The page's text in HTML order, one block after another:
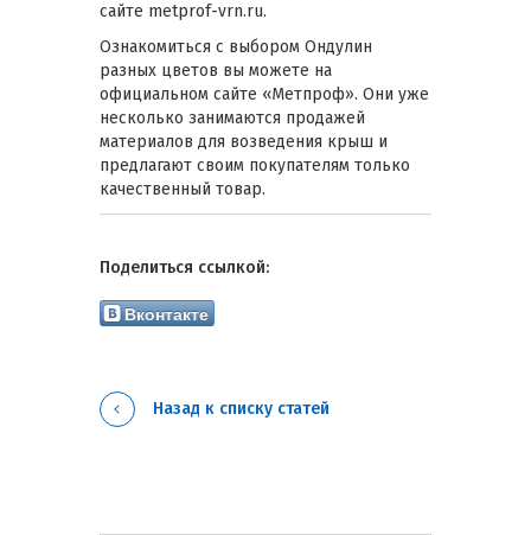
сайте metprof-vrn.ru.
Ознакомиться с выбором Ондулин
разных цветов вы можете на
официальном сайте «Метпроф». Они уже
несколько занимаются продажей
материалов для возведения крыш и
предлагают своим покупателям только
качественный товар.
Назад к списку статей
Вконтакте
Поделиться ссылкой: